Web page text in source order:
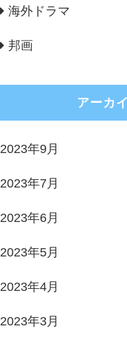
海外ドラマ
邦画
アーカ
2023年9月
2023年7月
2023年6月
2023年5月
2023年4月
2023年3月